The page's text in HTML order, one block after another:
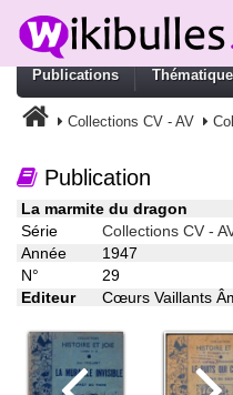
Publications
Collections CV - AV
Publication
La marmite du dragon
Série
Collections CV -
Année
1947
N°
29
Editeur
Cœurs Vaillants